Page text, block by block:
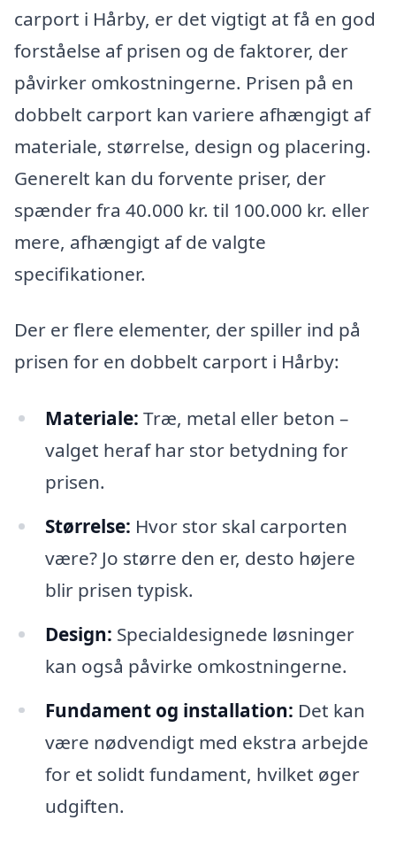
carport i Hårby, er det vigtigt at få en god
forståelse af prisen og de faktorer, der
påvirker omkostningerne. Prisen på en
dobbelt carport kan variere afhængigt af
materiale, størrelse, design og placering.
Generelt kan du forvente priser, der
spænder fra 40.000 kr. til 100.000 kr. eller
mere, afhængigt af de valgte
specifikationer.
Der er flere elementer, der spiller ind på
prisen for en dobbelt carport i Hårby:
Materiale: Træ, metal eller beton –
valget heraf har stor betydning for
prisen.
Størrelse: Hvor stor skal carporten
være? Jo større den er, desto højere
blir prisen typisk.
Design: Specialdesignede løsninger
kan også påvirke omkostningerne.
Fundament og installation: Det kan
være nødvendigt med ekstra arbejde
for et solidt fundament, hvilket øger
udgiften.